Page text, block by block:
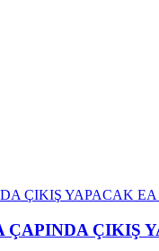
ÇIKIŞ